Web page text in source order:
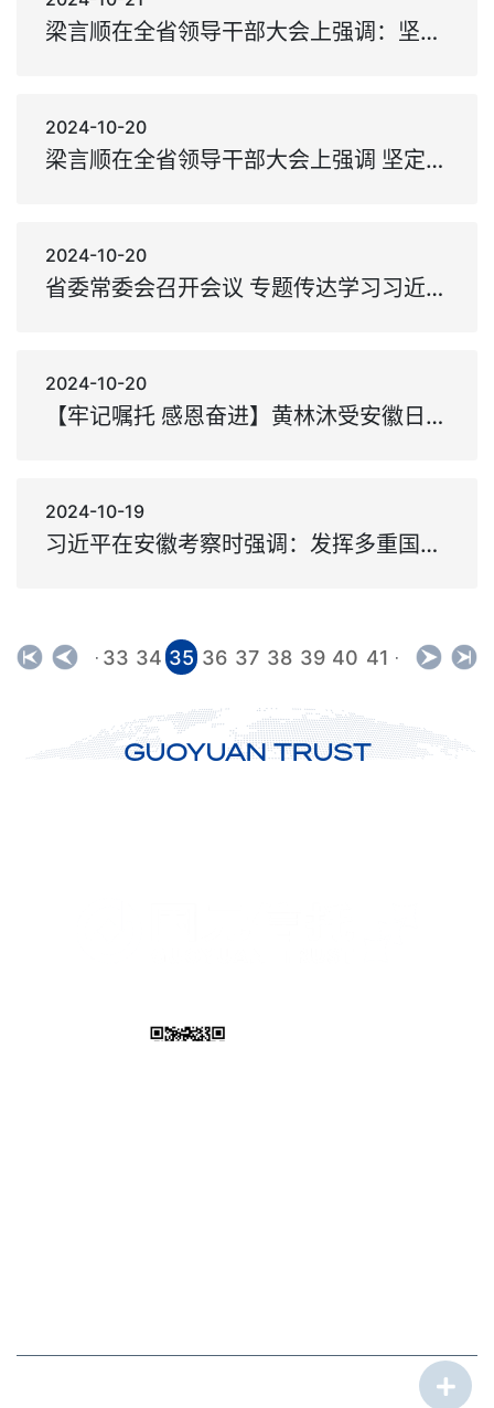
梁言顺在全省领导干部大会上强调：坚定不移沿着总书记指引的方向前进 奋力谱写中国式现代化安徽篇章 王清宪唐良智徐立全虞爱华出席
2024-10-20
梁言顺在全省领导干部大会上强调 坚定不移沿着总书记指引的方向前进 奋力谱写中国式现代化安徽篇章 王清宪唐良智徐立全虞爱华出席
2024-10-20
省委常委会召开会议 专题传达学习习近平总书记考察安徽重要讲话精神 研究部署我省学习宣传贯彻工作 梁言顺主持并讲话
2024-10-20
【牢记嘱托 感恩奋进】黄林沐受安徽日报专访：发挥优势 持续发力 以高质量科技金融服务科技创新和产业转型升级
2024-10-19
习近平在安徽考察时强调：发挥多重国家发展战略叠加优势 奋力谱写中国式现代化安徽篇章
· 33 34 35 36 37 38 39 40 41 ·
GUOYUAN TRUST
皖公网安备 34010302000376号